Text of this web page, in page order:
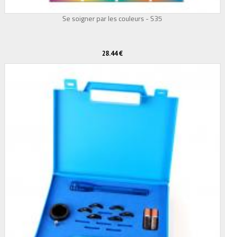
Se soigner par les couleurs - S35
28.44 €